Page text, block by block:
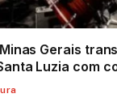
Gerais
Luzia com